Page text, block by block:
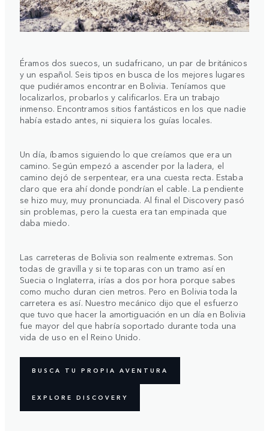
Éramos dos suecos, un sudafricano, un par de británicos
y un español. Seis tipos en busca de los mejores lugares
que pudiéramos encontrar en Bolivia. Teníamos que
localizarlos, probarlos y calificarlos. Era un trabajo
inmenso. Encontramos sitios fantásticos en los que nadie
había estado antes, ni siquiera los guías locales.
Un día, íbamos siguiendo lo que creíamos que era un
camino. Según empezó a ascender por la ladera, el
camino dejó de serpentear, era una cuesta recta. Estaba
claro que era ahí donde pondrían el cable. La pendiente
se hizo muy, muy pronunciada. Al final el Discovery pasó
sin problemas, pero la cuesta era tan empinada que
daba miedo.
Las carreteras de Bolivia son realmente extremas. Son
todas de gravilla y si te toparas con un tramo así en
Suecia o Inglaterra, irías a dos por hora porque sabes
como mucho duran cien metros. Pero en Bolivia toda la
carretera es así. Nuestro mecánico dijo que el esfuerzo
que tuvo que hacer la amortiguación en un día en Bolivia
fue mayor del que habría soportado durante toda una
vida de uso en el Reino Unido.
BUSCA TU PROPIA AVENTURA
EXPLORE DISCOVERY